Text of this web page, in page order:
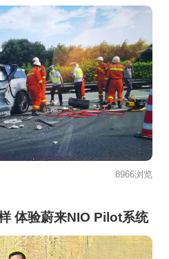
8966浏览
体验蔚来NIO Pilot系统